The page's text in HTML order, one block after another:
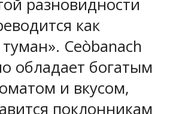
разновидности
как
Ceòbanach
обладает богатым
и вкусом,
поклонникам